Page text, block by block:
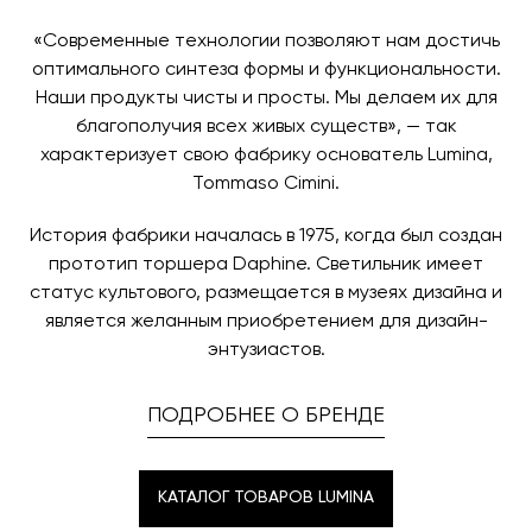
«Современные технологии позволяют нам достичь
оптимального синтеза формы и функциональности.
Наши продукты чисты и просты. Мы делаем их для
благополучия всех живых существ», — так
характеризует свою фабрику основатель Lumina,
Tommaso Cimini.
История фабрики началась в 1975, когда был создан
прототип торшера Daphine. Светильник имеет
статус культового, размещается в музеях дизайна и
является желанным приобретением для дизайн-
энтузиастов.
ПОДРОБНЕЕ О БРЕНДЕ
КАТАЛОГ ТОВАРОВ LUMINA